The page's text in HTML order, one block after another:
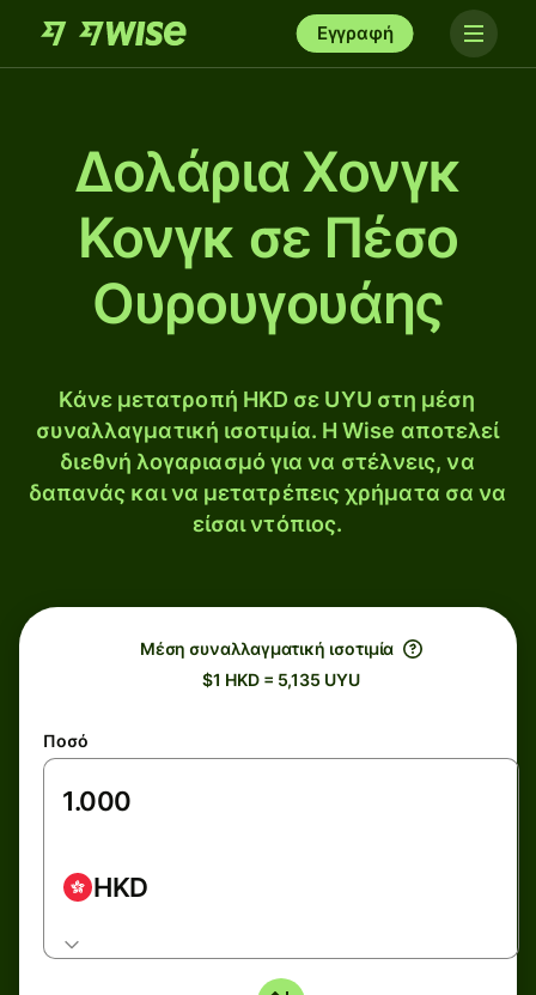
Εγγραφή
Δολάρια Χονγκ
Κονγκ σε Πέσο
Ουρουγουάης
Κάνε μετατροπή HKD σε UYU στη μέση
συναλλαγματική ισοτιμία. Η Wise αποτελεί
διεθνή λογαριασμό για να στέλνεις, να
δαπανάς και να μετατρέπεις χρήματα σα να
είσαι ντόπιος.
Μέση συναλλαγματική ισοτιμία
$1 HKD = 5,135 UYU
Ποσό
HKD